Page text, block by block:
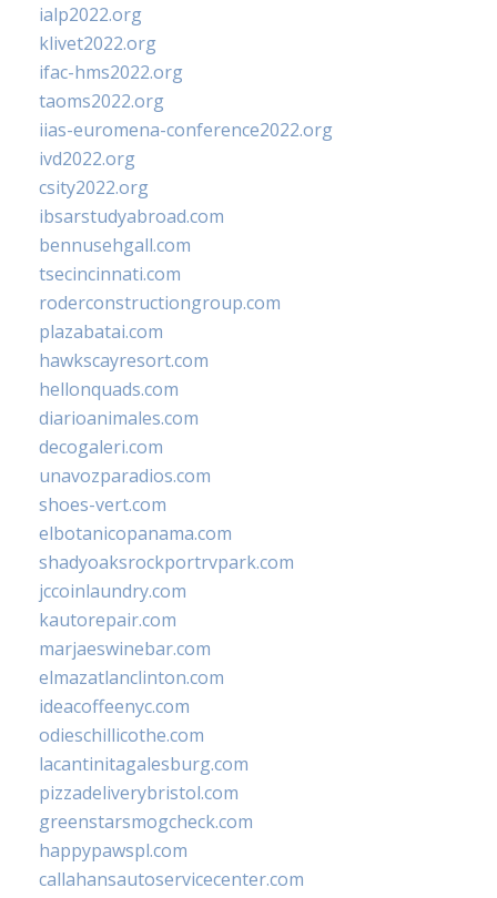
ialp2022.org
klivet2022.org
ifac-hms2022.org
taoms2022.org
iias-euromena-conference2022.org
ivd2022.org
csity2022.org
ibsarstudyabroad.com
bennusehgall.com
tsecincinnati.com
roderconstructiongroup.com
plazabatai.com
hawkscayresort.com
hellonquads.com
diarioanimales.com
decogaleri.com
unavozparadios.com
shoes-vert.com
elbotanicopanama.com
shadyoaksrockportrvpark.com
jccoinlaundry.com
kautorepair.com
marjaeswinebar.com
elmazatlanclinton.com
ideacoffeenyc.com
odieschillicothe.com
lacantinitagalesburg.com
pizzadeliverybristol.com
greenstarsmogcheck.com
happypawspl.com
callahansautoservicecenter.com